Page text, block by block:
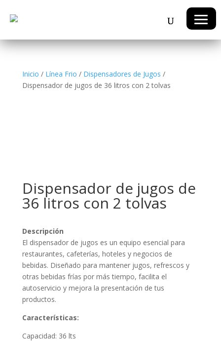
Inicio / Línea Frio / Dispensadores de Jugos /
Dispensador de jugos de 36 litros con 2 tolvas
Dispensador de jugos de
36 litros con 2 tolvas
Descripción
El dispensador de jugos es un equipo esencial para
restaurantes, cafeterías, hoteles y negocios de
bebidas. Diseñado para mantener jugos, refrescos y
otras bebidas frías por más tiempo, facilita el
autoservicio y mejora la presentación de tus
productos.
Características:
Capacidad: 36 lts